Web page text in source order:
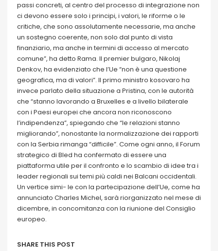
passi concreti, al centro del processo di integrazione non
ci devono essere solo i principi, i valori, le riforme o le
critiche, che sono assolutamente necessarie, ma anche
un sostegno coerente, non solo dal punto di vista
finanziario, ma anche in termini di accesso al mercato
comune”, ha detto Rama. Il premier bulgaro, Nikolaj
Denkov, ha evidenziato che l’Ue “non è una questione
geografica, ma di valori”. Il primo ministro kosovaro ha
invece parlato della situazione a Pristina, con le autorità
che “stanno lavorando a Bruxelles e a livello bilaterale
con i Paesi europei che ancora non riconoscono
l’indipendenza”, spiegando che “le relazioni stanno
migliorando”, nonostante la normalizzazione dei rapporti
con la Serbia rimanga “difficile”. Come ogni anno, il Forum
strategico di Bled ha confermato di essere una
piattaforma utile per il confronto e lo scambio di idee tra i
leader regionali sui temi più caldi nei Balcani occidentali.
Un vertice simi- le con la partecipazione dell’Ue, come ha
annunciato Charles Michel, sarà riorganizzato nel mese di
dicembre, in concomitanza con la riunione del Consiglio
europeo.
SHARE THIS POST